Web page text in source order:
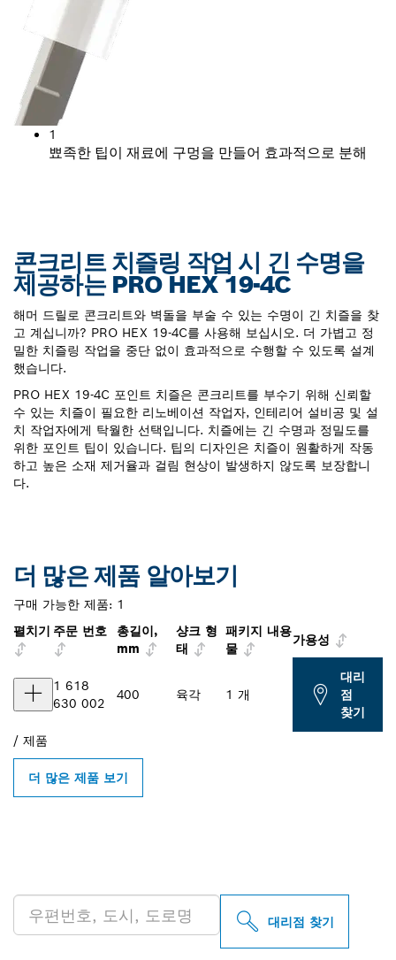
1
뾰족한 팁이 재료에 구멍을 만들어 효과적으로 분해
콘크리트 치즐링 작업 시 긴 수명을
제공하는 PRO HEX 19-4C
해머 드릴로 콘크리트와 벽돌을 부술 수 있는 수명이 긴 치즐을 찾
고 계십니까? PRO HEX 19-4C를 사용해 보십시오. 더 가볍고 정
밀한 치즐링 작업을 중단 없이 효과적으로 수행할 수 있도록 설계
했습니다.
PRO HEX 19-4C 포인트 치즐은 콘크리트를 부수기 위해 신뢰할
수 있는 치즐이 필요한 리노베이션 작업자, 인테리어 설비공 및 설
치 작업자에게 탁월한 선택입니다. 치즐에는 긴 수명과 정밀도를
위한 포인트 팁이 있습니다. 팁의 디자인은 치즐이 원활하게 작동
하고 높은 소재 제거율과 걸림 현상이 발생하지 않도록 보장합니
다.
더 많은 제품 알아보기
구매 가능한 제품: 1
펼치기 주문 번호
총길이,
mm
샹크 형
태
패키지 내용
물
가용성
1 618
630 002
400 육각 1 개
대리
점
찾기
/ 제품
더 많은 제품 보기
대리점 찾기